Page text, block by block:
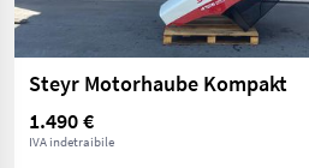
Steyr Motorhaube Kompakt
1.490 €
IVA indetraibile